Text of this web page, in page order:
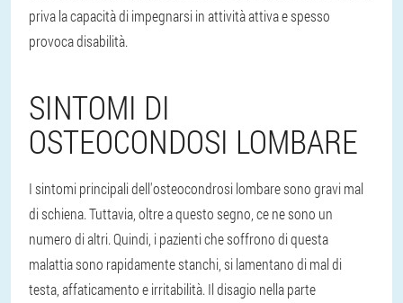
priva la capacità di impegnarsi in attività attiva e spesso
provoca disabilità.
SINTOMI DI
OSTEOCONDOSI LOMBARE
I sintomi principali dell'osteocondrosi lombare sono gravi mal
di schiena. Tuttavia, oltre a questo segno, ce ne sono un
numero di altri. Quindi, i pazienti che soffrono di questa
malattia sono rapidamente stanchi, si lamentano di mal di
testa, affaticamento e irritabilità. Il disagio nella parte